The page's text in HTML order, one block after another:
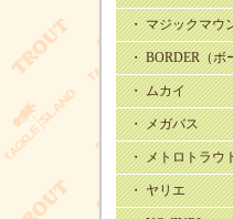
・ マジックマウ
・ BORDER（ボ
・ ムカイ
・ メガバス
・ メトロトラウ
・ ヤリエ